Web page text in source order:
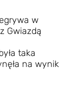
w
Gwiazdą
taka
na wynik